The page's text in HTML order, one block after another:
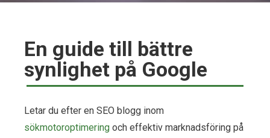
En guide till bättre
synlighet på Google
Letar du efter en SEO blogg inom
sökmotoroptimering och effektiv marknadsföring på